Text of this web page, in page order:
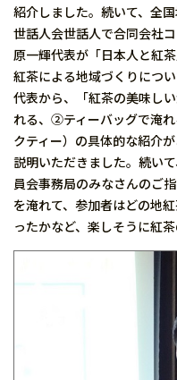
紹介しました。続いて、全
世話人会世話人で合同会社
原一輝代表が「日本人と紅
紅茶による地域づくりにつ
代表から、「紅茶の美味し
れる、②ティーバッグで淹
クティー）の具体的な紹介
説明いただきました。続い
員会事務局のみなさんのご
を淹れて、参加者はどの地
ったかなど、楽しそうに紅